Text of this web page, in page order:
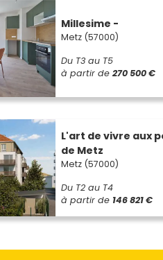
Millesime -
Metz (57000)
Du T3 au T5
à partir de 270 500 €
L'art de vivre aux
de Metz
Metz (57000)
Du T2 au T4
à partir de 146 821 €